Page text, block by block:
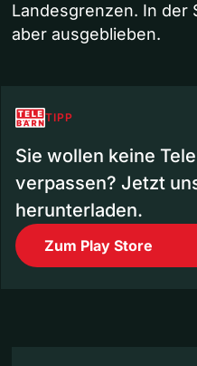
Landesgrenzen. In der
aber ausgeblieben.
TIPP
Sie wollen keine
verpassen? Jetzt
herunterladen.
Zum Play Store